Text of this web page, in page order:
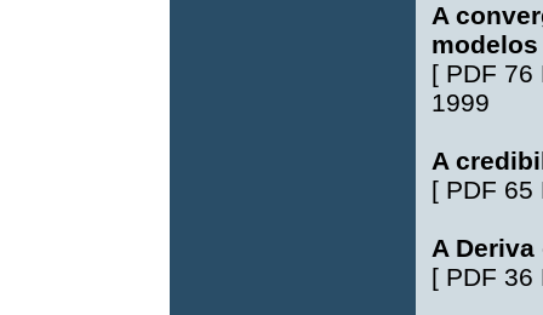
A
modelos
[ PDF 76
1999
A
[ PDF 65
A
[ PDF 36